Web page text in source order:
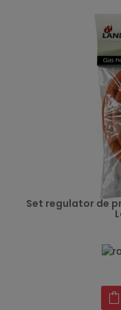
Set regulator de